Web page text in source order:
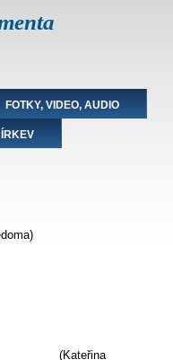
FOTKY, VIDEO, AUDIO
(Kateřina